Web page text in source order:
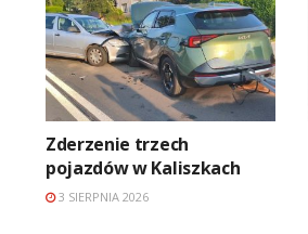
Zderzenie trzech
pojazdów w Kaliszkach
3 SIERPNIA 2026